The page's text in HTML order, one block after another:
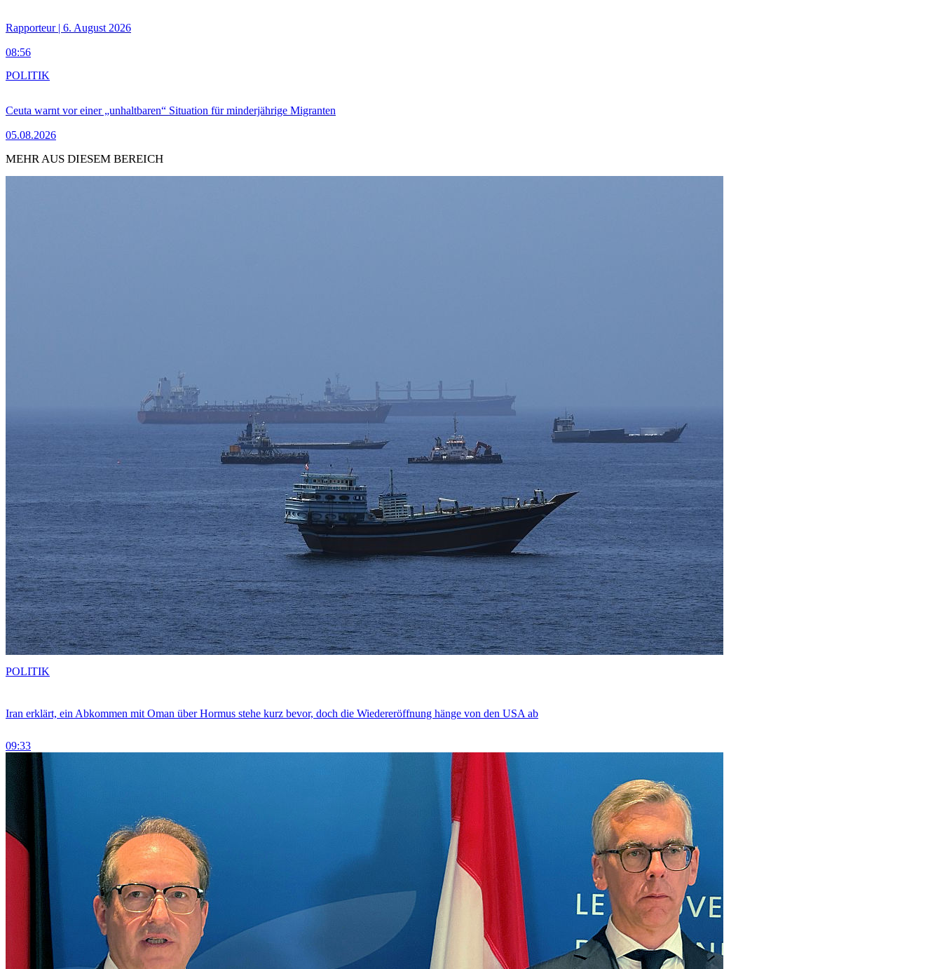
Rapporteur | 6. August 2026
08:56
Ceuta warnt vor einer „unhaltbaren“ Situation für minderjährige Migranten
05.08.2026
POLITIK
MEHR AUS DIESEM BEREICH
Iran erklärt, ein Abkommen mit Oman über Hormus stehe kurz bevor, doch die Wiedereröffnung hänge von den USA ab
09:33
POLITIK